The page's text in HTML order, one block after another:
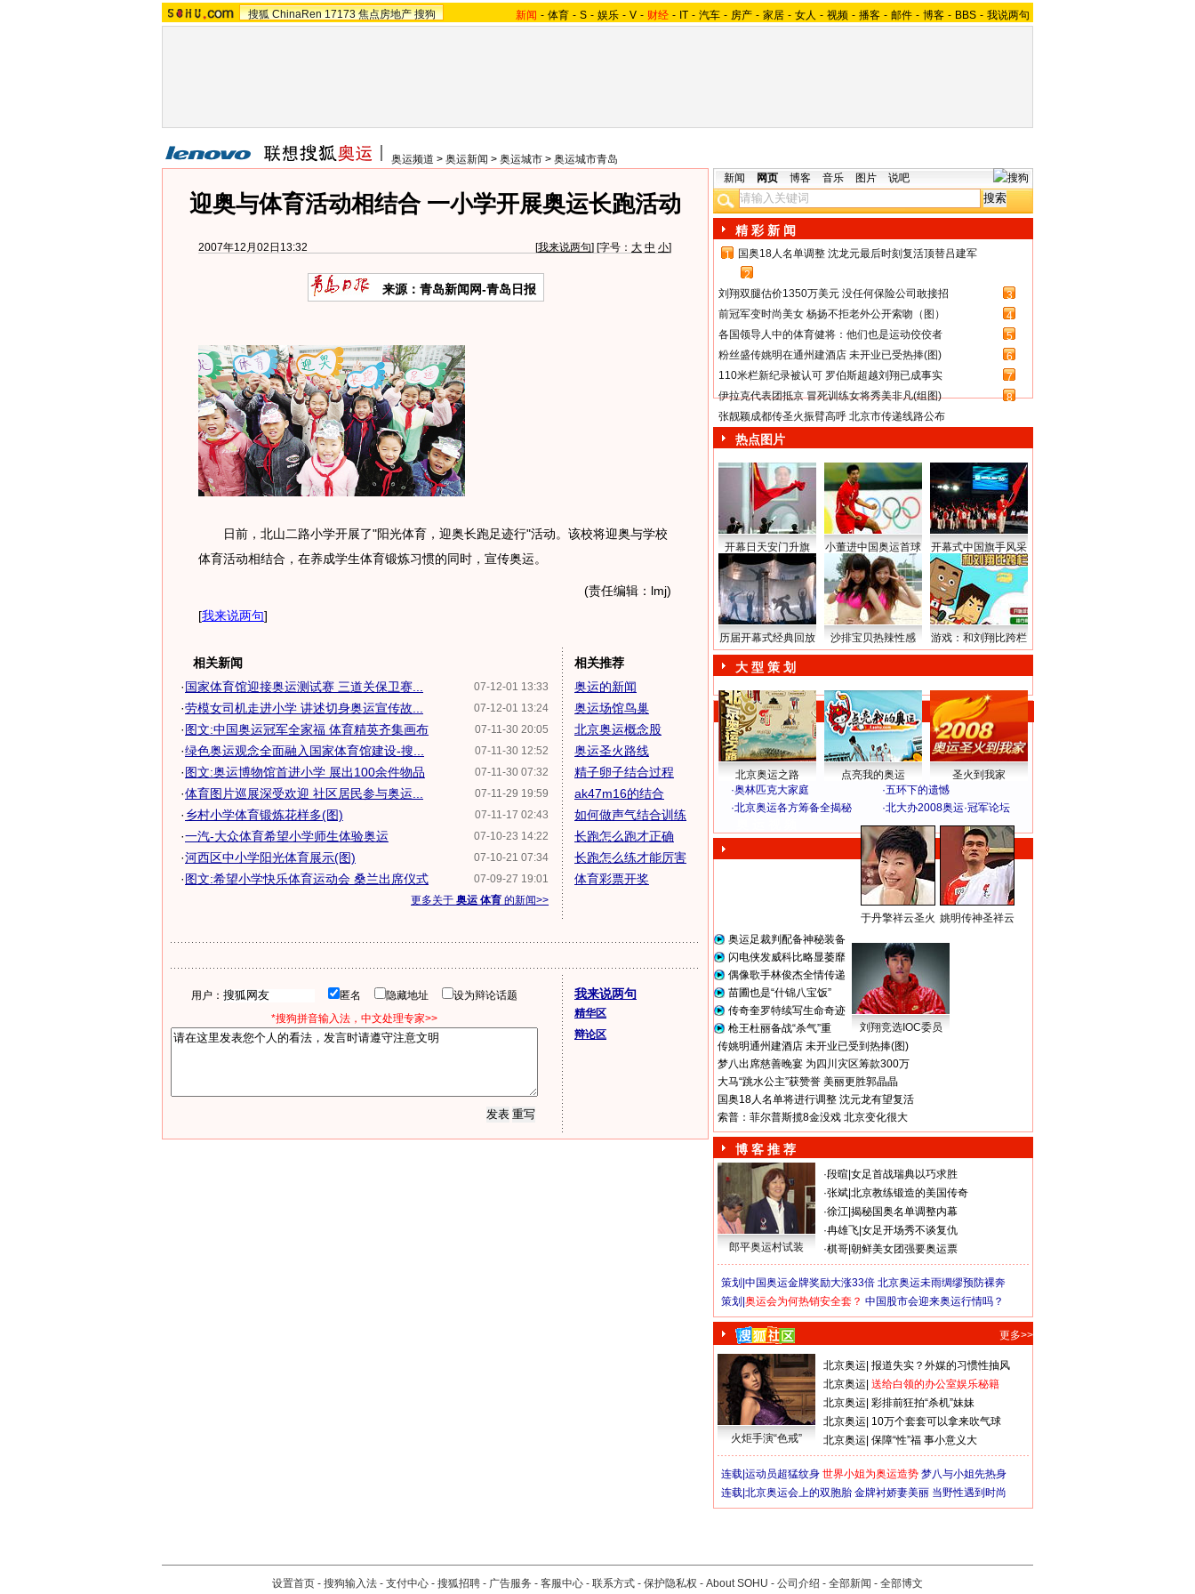
搜狐 ChinaRen 17173 焦点房地产 搜狗 新闻 - 体育 - S - 娱乐 - V - 财经 - IT - 汽车 - 房产 - 家居 - 女人 - 视频 - 播客 - 邮件 - 博客 - BBS - 我说两句
奥运频道 > 奥运新闻 > 奥运城市 > 奥运城市青岛
迎奥与体育活动相结合 一小学开展奥运长跑活动
2007年12月02日13:32 [我来说两句] [字号： 大 中 小]
来源：青岛新闻网-青岛日报
日前，北山二路小学开展了"阳光体育，迎奥长跑足迹行"活动。该校将迎奥与学校
体育活动相结合，在养成学生体育锻炼习惯的同时，宣传奥运。
(责任编辑：lmj)
[我来说两句]
相关新闻
07-12-01 13:33
·国家体育馆迎接奥运测试赛 三道关保卫赛...
07-12-01 13:24
·劳模女司机走进小学 讲述切身奥运宣传故...
07-11-30 20:05
·图文:中国奥运冠军全家福 体育精英齐集画布
07-11-30 12:52
·绿色奥运观念全面融入国家体育馆建设-搜...
07-11-30 07:32
·图文:奥运博物馆首进小学 展出100余件物品
07-11-29 19:59
·体育图片巡展深受欢迎 社区居民参与奥运...
07-11-17 02:43
· 乡村小学体育锻炼花样多(图)
07-10-23 14:22
·一汽-大众体育希望小学师生体验奥运
07-10-21 07:34
·河西区中小学阳光体育展示(图)
07-09-27 19:01
·图文:希望小学快乐体育运动会 桑兰出席仪式
更多关于 奥运 体育 的新闻>>
相关推荐
奥运的新闻
奥运场馆鸟巢
北京奥运概念股
奥运圣火路线
精子卵子结合过程
ak47m16的结合
如何做声气结合训练
长跑怎么跑才正确
长跑怎么练才能厉害
体育彩票开奖
用户： 匿名 隐藏地址
设为辩论话题
*搜狗拼音输入法，中文处理专家>>
我来说两句
精华区
辩论区
新闻 网页 博客 音乐 图片 说吧
精 彩 新 闻
1
国奥18人名单调整 沈龙元最后时刻复活顶替吕建军
2
刘翔双腿估价1350万美元 没任何保险公司敢接招
3
前冠军变时尚美女 杨扬不拒老外公开索吻（图）
4
各国领导人中的体育健将：他们也是运动佼佼者
5
粉丝盛传姚明在通州建酒店 未开业已受热捧(图)
6
110米栏新纪录被认可 罗伯斯超越刘翔已成事实
7
伊拉克代表团抵京 冒死训练女将秀美非凡(组图)
8
张靓颖成都传圣火振臂高呼 北京市传递线路公布
热点图片
开幕日天安门升旗 小董进中国奥运首球 开幕式中国旗手风采
历届开幕式经典回放 沙排宝贝热辣性感 游戏：和刘翔比跨栏
大 型 策 划
北京奥运之路 点亮我的奥运
圣火到我家
·奥林匹克大家庭 ·五环下的遗憾
·北京奥运各方筹备全揭秘 ·北大办2008奥运·冠军论坛
于丹擎祥云圣火 姚明传神圣祥云
奥运足裁判配备神秘装备
闪电侠发威科比略显萎靡
偶像歌手林俊杰全情传递
苗圃也是“什锦八宝饭”
传奇奎罗特续写生命奇迹
枪王杜丽备战“杀气”重
刘翔竞选IOC委员
传姚明通州建酒店 未开业已受到热捧(图)
梦八出席慈善晚宴 为四川灾区筹款300万
大马“跳水公主”获赞誉 美丽更胜郭晶晶
国奥18人名单将进行调整 沈元龙有望复活
索普：菲尔普斯揽8金没戏 北京变化很大
博 客 推 荐
郎平奥运村试装
·段暄 女足首战瑞典以巧求胜
·张斌 北京教练锻造的美国传奇
·徐江 揭秘国奥名单调整内幕
·冉雄飞 女足开场秀不谈复仇
·棋哥 朝鲜美女团强要奥运票
策划| 中国奥运金牌奖励大涨33倍 北京奥运未雨绸缪预防裸奔
策划| 奥运会为何热销安全套？ 中国股市会迎来奥运行情吗？
更多>>
火炬手演“色戒”
北京奥运 报道失实？外媒的习惯性抽风
北京奥运 送给白领的办公室娱乐秘籍
北京奥运 彩排前狂拍“杀机”妹妹
北京奥运 10万个套套可以拿来吹气球
北京奥运 保障“性”福 事小意义大
连载| 运动员超猛纹身 世界小姐为奥运造势 梦八与小姐先热身
连载| 北京奥运会上的双胞胎 金牌衬娇妻美丽 当野性遇到时尚
设置首页 - 搜狗输入法 - 支付中心 - 搜狐招聘 - 广告服务 - 客服中心 - 联系方式 - 保护隐私权 - About SOHU - 公司介绍 - 全部新闻 - 全部博文